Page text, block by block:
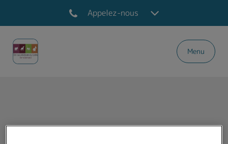
Appelez-nous
Menu
Page d'accueil de Du centre (La ferté